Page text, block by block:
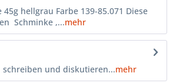
hellgrau Farbe 139-85.071 Diese
Schminke ,...mehr
schreiben und diskutieren...mehr